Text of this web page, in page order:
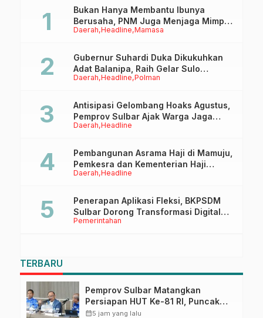
Daerah Headline Mamasa
Bukan Hanya Membantu Ibunya
Berusaha, PNM Juga Menjaga Mimpi
Anaknya Untuk Menggapai Cita-Cita
Daerah Headline Polman
Gubernur Suhardi Duka Dikukuhkan
Adat Balanipa, Raih Gelar Sulo
Tappidena
Daerah Headline
Antisipasi Gelombang Hoaks Agustus,
Pemprov Sulbar Ajak Warga Jaga
Ruang Digital
Daerah Headline
Pembangunan Asrama Haji di Mamuju,
Pemkesra dan Kementerian Haji
Sulbar Tinjau Lokasi
Pemerintahan
Penerapan Aplikasi Fleksi, BKPSDM
Sulbar Dorong Transformasi Digital
Sistem Kehadiran ASN
TERBARU
Pemprov Sulbar Matangkan
Persiapan HUT Ke-81 RI, Puncak
Upacara di Lapangan Ahmad
calendar_month5 jam yang lalu